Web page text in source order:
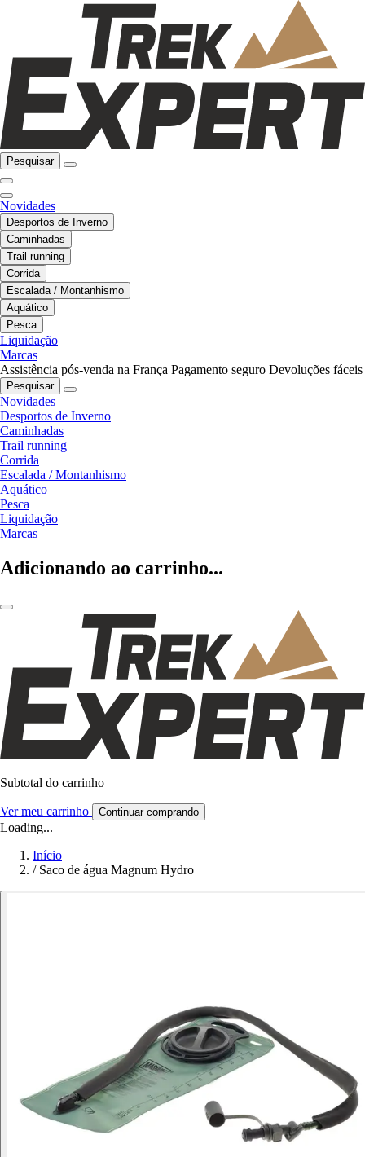
Pesquisar
Novidades
Desportos de Inverno
Caminhadas
Trail running
Corrida
Escalada / Montanhismo
Aquático
Pesca
Liquidação
Marcas
Assistência pós-venda na França Pagamento seguro Devoluções fáceis
Pesquisar
Novidades
Desportos de Inverno
Caminhadas
Trail running
Corrida
Escalada / Montanhismo
Aquático
Pesca
Liquidação
Marcas
Adicionando ao carrinho...
Subtotal do carrinho
Ver meu carrinho Continuar comprando
Loading...
Início
/ Saco de água Magnum Hydro